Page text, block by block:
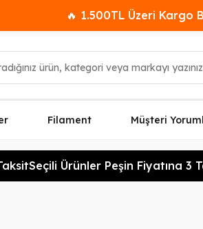
🔥 1.500TL Üzeri Kargo
Filament Müşteri
Seçili Ürünler Peşin Fiyatına 3